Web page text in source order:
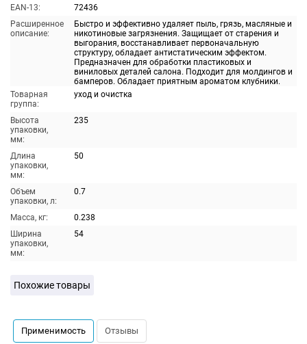
EAN-13:
72436
Расширенное
описание:
Быстро и эффективно удаляет пыль, грязь, масляные и
никотиновые загрязнения. Защищает от старения и
выгорания, восстанавливает первоначальную
структуру, обладает антистатическим эффектом.
Предназначен для обработки пластиковых и
виниловых деталей салона. Подходит для молдингов и
бамперов. Обладает приятным ароматом клубники.
Товарная
группа:
уход и очистка
Высота
упаковки,
мм:
235
Длина
упаковки,
мм:
50
Объем
упаковки, л:
0.7
Масса, кг:
0.238
Ширина
упаковки,
мм:
54
Похожие товары
Применимость Отзывы